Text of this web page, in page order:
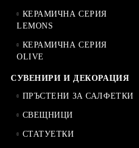
КЕРАМИЧНА СЕРИЯ
LEMONS
КЕРАМИЧНА СЕРИЯ
OLIVE
СУВЕНИРИ И ДЕКОРАЦИЯ
ПРЪСТЕНИ ЗА САЛФЕТКИ
СВЕЩНИЦИ
СТАТУЕТКИ